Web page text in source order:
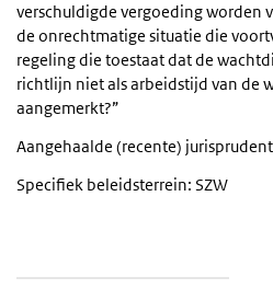
verschuldigde vergoeding worden
de onrechtmatige situatie die
regeling die toestaat dat de
richtlijn niet als arbeidstijd van de
aangemerkt?”
Aangehaalde (recente)
Specifiek beleidsterrein: SZW